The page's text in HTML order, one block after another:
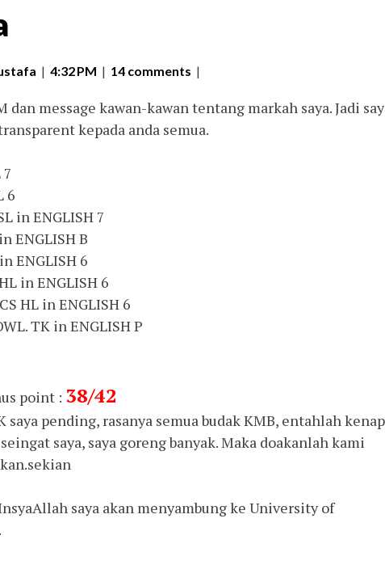
| 4:32 PM | 14 comments |
dan message kawan-kawan tentang markah saya. Jadi
kepada anda semua.
6
in ENGLISH 7
ENGLISH B
ENGLISH 6
in ENGLISH 6
HL in ENGLISH 6
TK in ENGLISH P
point : 38/42
pending, rasanya semua budak KMB, entahlah
saya, saya goreng banyak. Maka doakanlah kami
saya akan menyambung ke University of